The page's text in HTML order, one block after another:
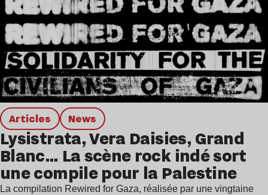
Articles news
Lysistrata, Vera Daisies, Grand
Blanc… La scène rock indé sort
une compile pour la Palestine
La compilation Rewired for Gaza, réalisée par une vingtaine